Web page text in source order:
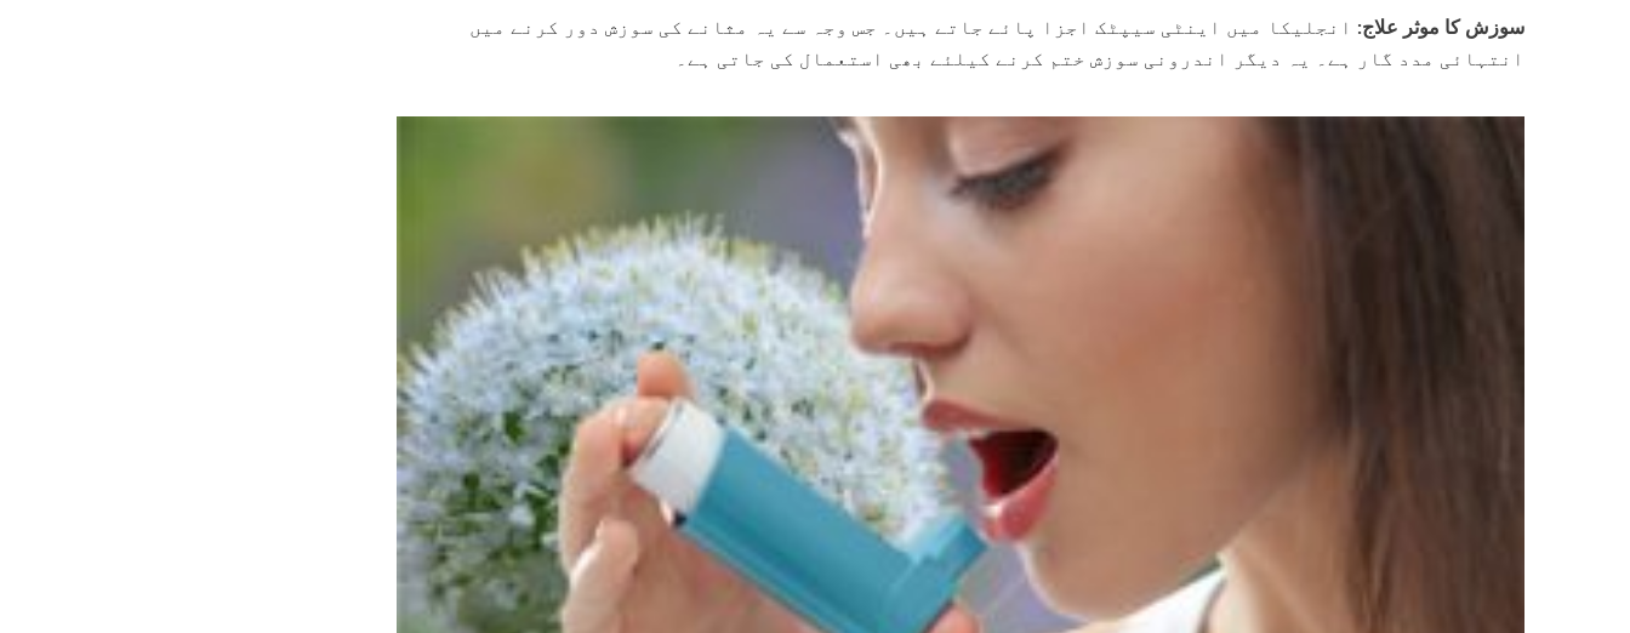
سوزش کا موثر علاج: انجلیکا میں اینٹی سیپٹک اجزا پائے جاتے ہیں۔ جس وجہ سے یہ مثانے کی سوزش دور کرنے میں
انتہائی مدد گار ہے۔ یہ دیگر اندرونی سوزش ختم کرنے کیلئے بھی استعمال کی جاتی ہے۔